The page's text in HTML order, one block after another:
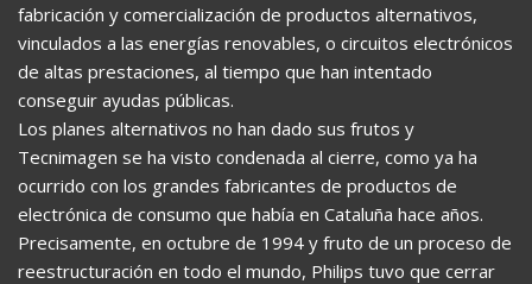
fabricación y comercialización de productos alternativos,
vinculados a las energías renovables, o circuitos electrónicos
de altas prestaciones, al tiempo que han intentado
conseguir ayudas públicas.
Los planes alternativos no han dado sus frutos y
Tecnimagen se ha visto condenada al cierre, como ya ha
ocurrido con los grandes fabricantes de productos de
electrónica de consumo que había en Cataluña hace años.
Precisamente, en octubre de 1994 y fruto de un proceso de
reestructuración en todo el mundo, Philips tuvo que cerrar